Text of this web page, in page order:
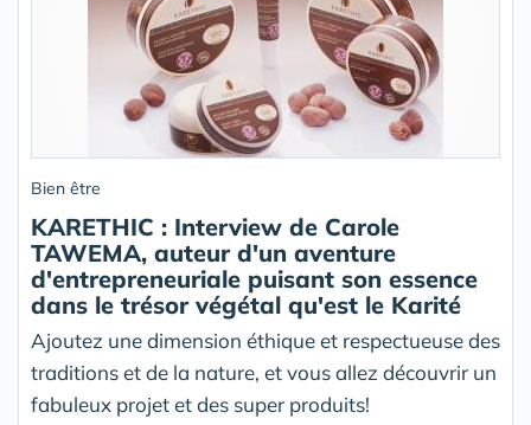
Bien être
KARETHIC : Interview de Carole
TAWEMA, auteur d'un aventure
d'entrepreneuriale puisant son essence
dans le trésor végétal qu'est le Karité
Ajoutez une dimension éthique et respectueuse des
traditions et de la nature, et vous allez découvrir un
fabuleux projet et des super produits!